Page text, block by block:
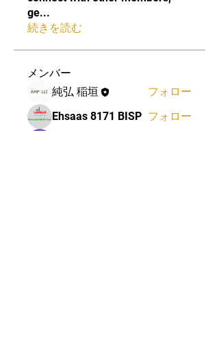
ge...
続きを読む
メンバー
純弘 稲垣
フォロー
Ehsaas 8171 BISP フォロー